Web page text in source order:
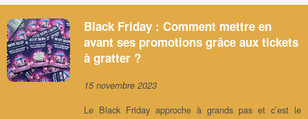
Black Friday : Comment mettre en
avant ses promotions grâce aux tickets
à gratter ?
15 novembre 2023
Le Black Friday approche à grands pas et c’est le